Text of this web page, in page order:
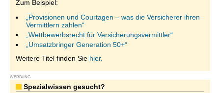
Zum Beispiel:
„Provisionen und Courtagen – was die Versicherer ihren
Vermittlern zahlen“
„Wettbewerbsrecht für Versicherungsvermittler“
„Umsatzbringer Generation 50+“
Weitere Titel finden Sie hier.
WERBUNG
Spezialwissen gesucht?